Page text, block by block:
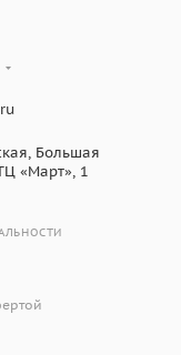
Большая
«Март», 1